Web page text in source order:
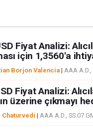
Fiyat Analizi:
için 1,3560'a
Borjon Valencia| AAA A.D.,
Fiyat Analizi:
üzerine çıkmayı
Chaturvedi | AAA A.D., SS:07